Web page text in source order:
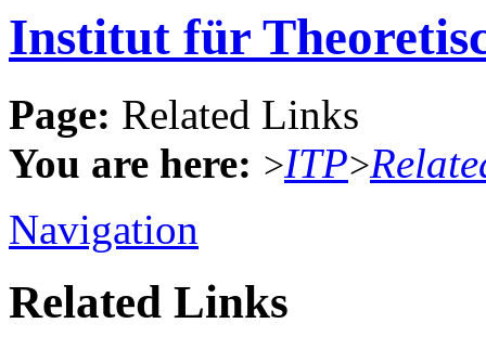
Institut für
Page: Related Links
You are here: >ITP>
Navigation
Related Links